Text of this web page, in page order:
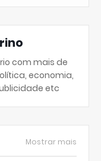
com mais de
economia,
etc
Mostrar mais